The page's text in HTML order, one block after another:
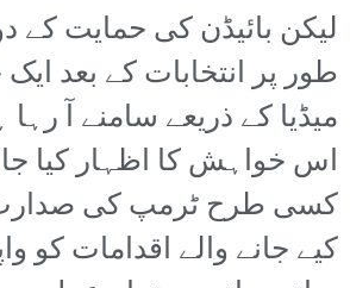
لیکن بائیڈن کی حمایت کے
طور پر انتخابات کے بعد ایک
میڈیا کے ذریعے سامنے آ
اس خواہش کا اظہار کیا
کسی طرح ٹرمپ کی
کیے جانے والے اقدامات کو